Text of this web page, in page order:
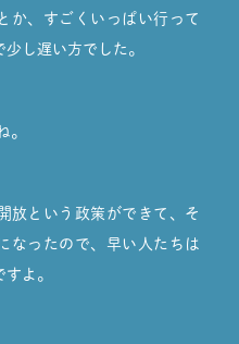
か、すごくいっぱい行って
し遅い方でした。
。
放という政策ができて、そ
なったので、早い人たちは
よ。